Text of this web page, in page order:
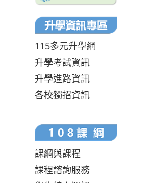
115多元升學網
升學考試資訊
升學進路資訊
各校獨招資訊
課綱與課程
課程諮詢服務